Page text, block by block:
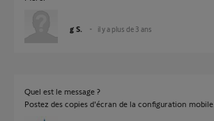
g S. il y a plus de 3 ans
Quel est le message ?
Postez des copies d'écran de la configuration mobile.